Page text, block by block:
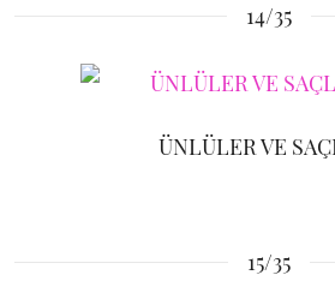
14/35
ÜNLÜLER VE
15/35